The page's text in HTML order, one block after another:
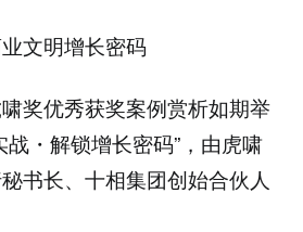
文明增长密码
奖优秀获奖案例赏析如期举
战・解锁增长密码”，由虎啸
书长、十相集团创始合伙人